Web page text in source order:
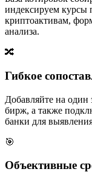
индексируем
криптоактивам,
анализа.
🔀
Гибкое
Добавляйте на
бирж, а также
банки для
🎯
Объективные